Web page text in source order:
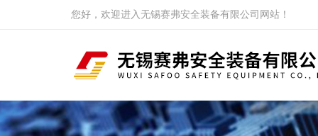
您好，欢迎进入无锡赛弗安全装备有限公司网站！